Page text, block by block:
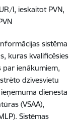
l, ieskaitot PVN,
sistēma
kuras kvalificēsies
par ienākumiem,
dzīvesvietu
dienesta
(VSAA),
Sistēmas